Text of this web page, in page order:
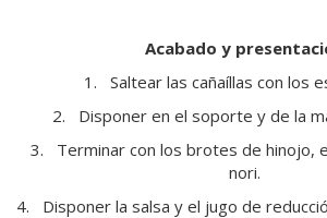
Acabado y
1.
Saltear las cañaíllas con los
2.
Disponer en el soporte y de la
3.
Terminar con los brotes de hinojo,
nori.
4.
Disponer la salsa y el jugo de